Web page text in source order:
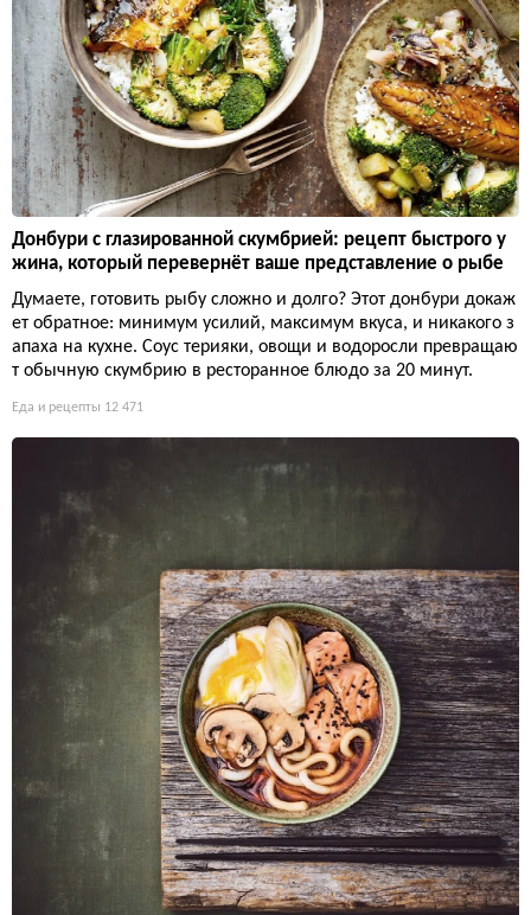
Донбури с глазированной скумбрией: рецепт быстрого у
жина, который перевернёт ваше представление о рыбе
Думаете, готовить рыбу сложно и долго? Этот донбури докаж
ет обратное: минимум усилий, максимум вкуса, и никакого з
апаха на кухне. Соус терияки, овощи и водоросли превращаю
т обычную скумбрию в ресторанное блюдо за 20 минут.
Еда и рецепты 12 471